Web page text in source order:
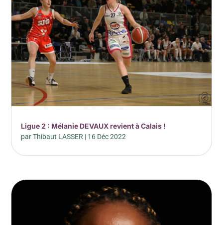
Ligue 2 : Mélanie DEVAUX revient à Calais !
parThibaut LASSER | 16 Déc 2022